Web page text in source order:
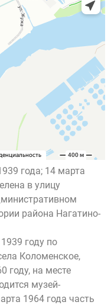
года; 14 марта
в улицу
района Нагатино-
году по
Коломенское,
году, на месте
музей-
1964 года часть